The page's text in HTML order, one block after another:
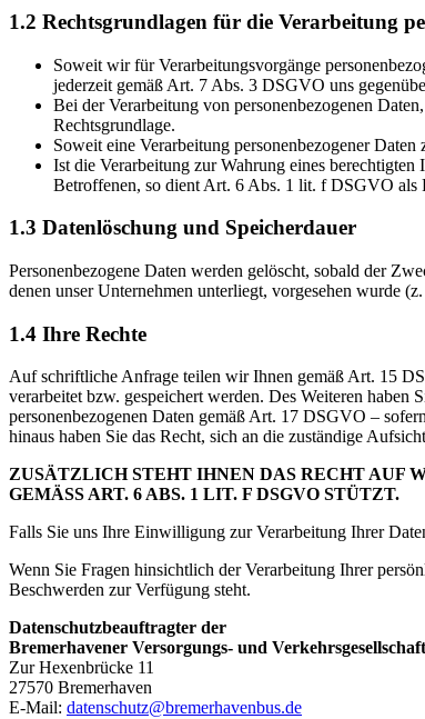
1.2 Rechtsgrundlagen für die Verarbeitung
Soweit wir für Verarbeitungsvorgänge
jederzeit gemäß Art. 7 Abs. 3 DSGVO uns
Bei der Verarbeitung von personenbezogenen
Rechtsgrundlage.
Soweit eine Verarbeitung personenbezogener
Ist die Verarbeitung zur Wahrung eines
Betroffenen, so dient Art. 6 Abs. 1 lit. f DSGVO als
1.3 Datenlöschung und Speicherdauer
Personenbezogene Daten werden gelöscht, sobald der
denen unser Unternehmen unterliegt, vorgesehen wurde
1.4 Ihre Rechte
Auf schriftliche Anfrage teilen wir Ihnen gemäß Art. 15
verarbeitet bzw. gespeichert werden. Des Weiteren
personenbezogenen Daten gemäß Art. 17 DSGVO –
hinaus haben Sie das Recht, sich an die zuständige
ZUSÄTZLICH STEHT IHNEN DAS RECHT AUF
GEMÄSS ART. 6 ABS. 1 LIT. F DSGVO STÜTZT.
Falls Sie uns Ihre Einwilligung zur Verarbeitung Ihrer
Wenn Sie Fragen hinsichtlich der Verarbeitung Ihrer
Beschwerden zur Verfügung steht.
Datenschutzbeauftragter der
Bremerhavener Versorgungs- und
Zur Hexenbrücke 11
27570 Bremerhaven
E-Mail: datenschutz@bremerhavenbus.de